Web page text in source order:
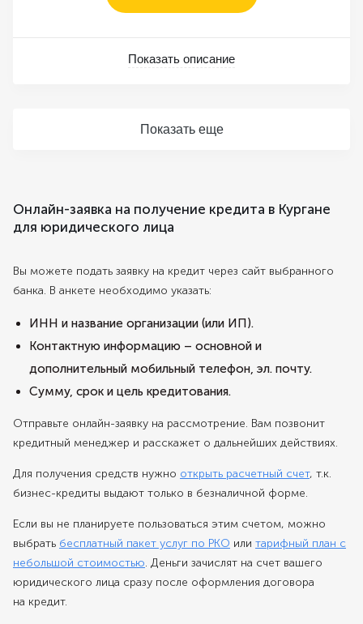
Показать описание
Показать еще
Онлайн-заявка на получение кредита в Кургане
для юридического лица
Вы можете подать заявку на кредит через сайт выбранного
банка. В анкете необходимо указать:
ИНН и название организации (или ИП).
Контактную информацию – основной и
дополнительный мобильный телефон, эл. почту.
Сумму, срок и цель кредитования.
Отправьте онлайн-заявку на рассмотрение. Вам позвонит
кредитный менеджер и расскажет о дальнейших действиях.
Для получения средств нужно открыть расчетный счет, т.к.
бизнес-кредиты выдают только в безналичной форме.
Если вы не планируете пользоваться этим счетом, можно
выбрать бесплатный пакет услуг по РКО или тарифный план с
небольшой стоимостью. Деньги зачислят на счет вашего
юридического лица сразу после оформления договора
на кредит.